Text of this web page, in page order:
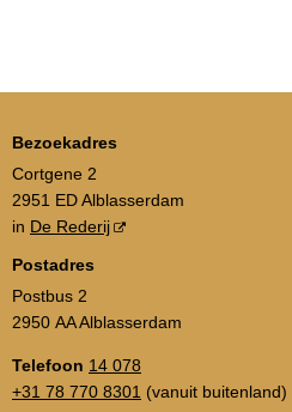
Bezoekadres
Cortgene 2
2951 ED Alblasserdam
in De Rederij
Postadres
Postbus 2
2950 AA Alblasserdam
Telefoon 14 078
+31 78 770 8301 (vanuit buitenland)